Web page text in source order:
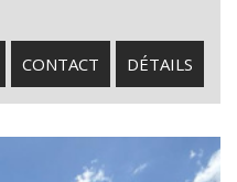
CONTACT DÉTAILS